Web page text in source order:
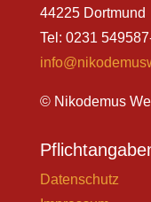
44225 Dortmund
Tel: 0231
© Nikodemus
Datenschutz